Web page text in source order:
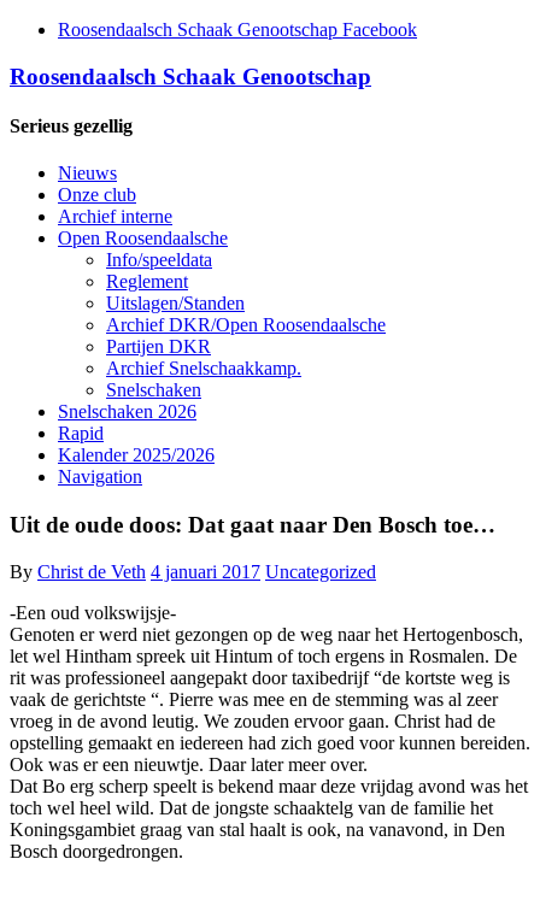
Roosendaalsch Schaak Genootschap Facebook
Roosendaalsch Schaak Genootschap
Serieus gezellig
Nieuws
Onze club
Archief interne
Open Roosendaalsche
Info/speeldata
Reglement
Uitslagen/Standen
Archief DKR/Open Roosendaalsche
Partijen DKR
Archief Snelschaakkamp.
Snelschaken
Snelschaken 2026
Rapid
Kalender 2025/2026
Navigation
Uit de oude doos: Dat gaat naar Den Bosch toe…
By Christ de Veth 4 januari 2017 Uncategorized
-Een oud volkswijsje-
Genoten er werd niet gezongen op de weg naar het Hertogenbosch,
let wel Hintham spreek uit Hintum of toch ergens in Rosmalen. De
rit was professioneel aangepakt door taxibedrijf “de kortste weg is
vaak de gerichtste “. Pierre was mee en de stemming was al zeer
vroeg in de avond leutig. We zouden ervoor gaan. Christ had de
opstelling gemaakt en iedereen had zich goed voor kunnen bereiden.
Ook was er een nieuwtje. Daar later meer over.
Dat Bo erg scherp speelt is bekend maar deze vrijdag avond was het
toch wel heel wild. Dat de jongste schaaktelg van de familie het
Koningsgambiet graag van stal haalt is ook, na vanavond, in Den
Bosch doorgedrongen.